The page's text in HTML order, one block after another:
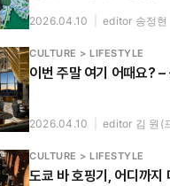
2026.04.10 editor 송정현
CULTURE > LIFESTYLE
이번 주말 여기 어때요? –
2026.04.10 editor 김 원(
CULTURE > LIFESTYLE
도쿄 바 호핑기, 어디까지